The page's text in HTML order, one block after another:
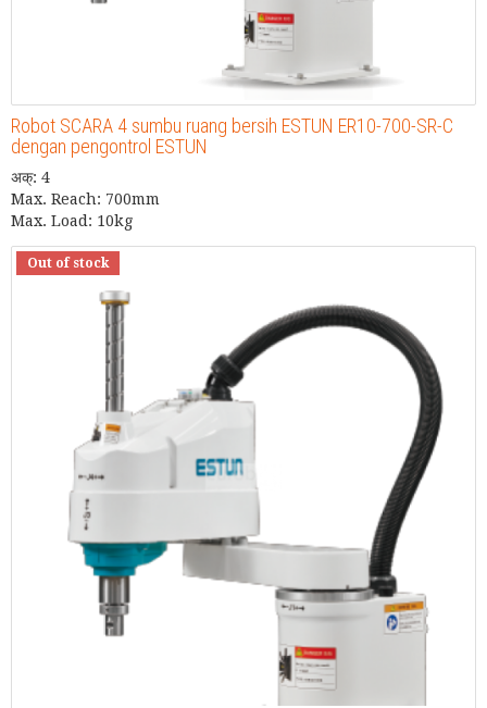
Robot SCARA 4 sumbu ruang bersih ESTUN ER10-700-SR-C
dengan pengontrol ESTUN
अक्: 4
Max. Reach: 700mm
Max. Load: 10kg
Out of stock